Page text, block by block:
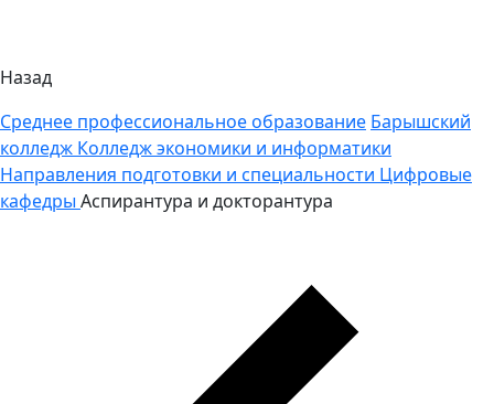
Назад
Среднее профессиональное образование Барышский
колледж Колледж экономики и информатики
Направления подготовки и специальности Цифровые
кафедры Аспирантура и докторантура